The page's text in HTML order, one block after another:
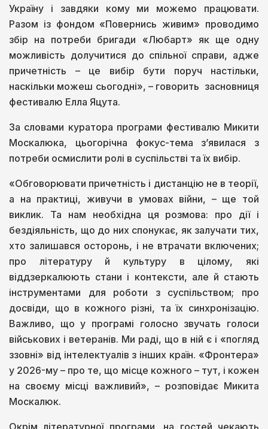
Україну і завдяки кому ми можемо працювати.
Разом із фондом «Повернись живим» проводимо
збір на потреби бригади «Любарт» як ще одну
можливість долучитися до спільної справи, адже
причетність – це вибір бути поруч настільки,
наскільки можеш сьогодні», – говорить засновниця
фестивалю Елла Яцута.
За словами куратора програми фестивалю Микити
Москалюка, цьогорічна фокус-тема з’явилася з
потреби осмислити ролі в суспільстві та їх вибір.
«Обговорювати причетність і дистанцію не в теорії,
а на практиці, живучи в умовах війни, – ще той
виклик. Та нам необхідна ця розмова: про дії і
бездіяльність, що до них спонукає, як залучати тих,
хто залишався осторонь, і не втрачати включених;
про літературу й культуру в цілому, які
віддзеркалюють стани і контексти, але й стають
інструментами для роботи з суспільством; про
досвіди, що в кожного різні, та їх синхронізацію.
Важливо, що у програмі голосно звучать голоси
військових і ветеранів. Ми раді, що в ній є і «погляд
ззовні» від інтелектуалів з інших країн. «Фронтера»
у 2026-му – про те, що місце кожного – тут, і кожен
на своєму місці важливий», – розповідає Микита
Москалюк.